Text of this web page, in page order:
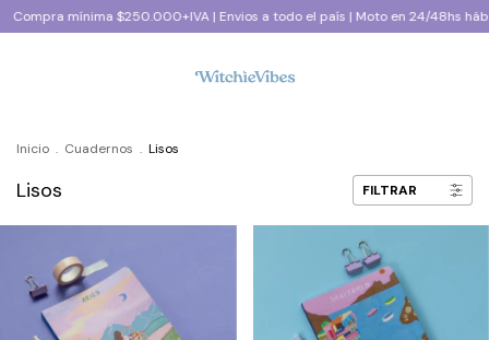
$250.000+IVA | Envios a todo el país | Moto en 24/48hs hábiles CABA
Inicio . Cuadernos . Lisos
Lisos FILTRAR